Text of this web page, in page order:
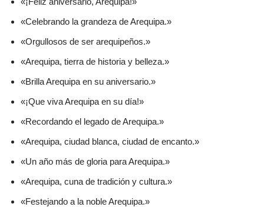
«Celebrando la grandeza de Arequipa.»
«Orgullosos de ser arequipeños.»
«Arequipa, tierra de historia y belleza.»
«Brilla Arequipa en su aniversario.»
«¡Que viva Arequipa en su día!»
«Recordando el legado de Arequipa.»
«Arequipa, ciudad blanca, ciudad de encanto.»
«Un año más de gloria para Arequipa.»
«Arequipa, cuna de tradición y cultura.»
«Festejando a la noble Arequipa.»